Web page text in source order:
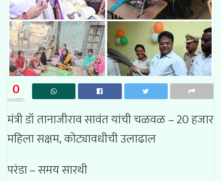
0
SHARES
मंत्री डॉ तानाजीराव सावंत यांची चळवळ – 20 हजार
महिला सक्षम, कोट्यावधीची उलाढाल
परंडा – समय सारथी